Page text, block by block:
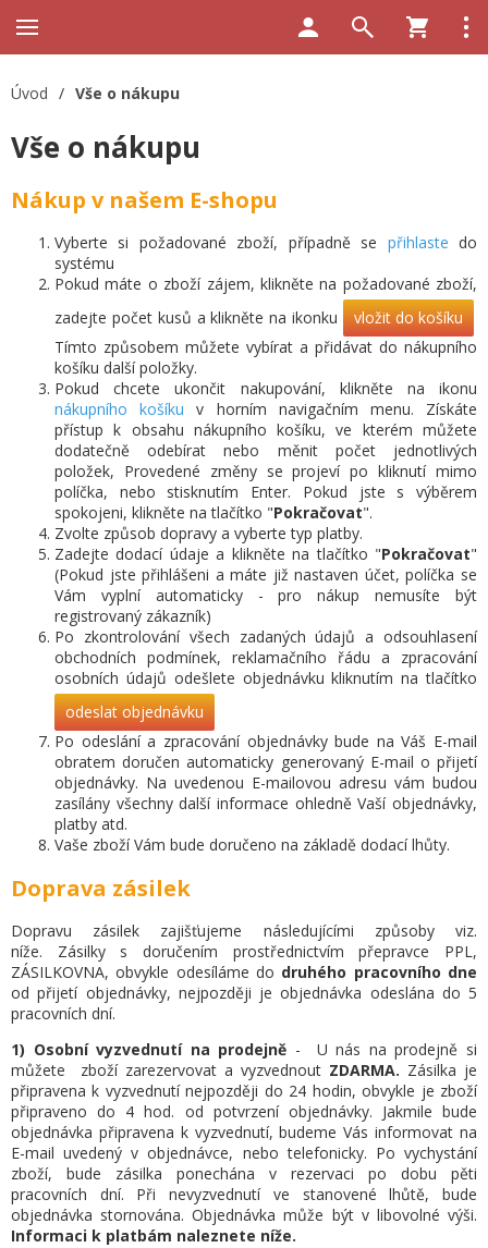
Úvod / Vše o nákupu
Vše o nákupu
Nákup v našem E-shopu
Vyberte si požadované zboží, případně se přihlaste do
systému
Pokud máte o zboží zájem, klikněte na požadované zboží,
zadejte počet kusů a klikněte na ikonku
vložit do košíku
Tímto způsobem můžete vybírat a přidávat do nákupního
košíku další položky.
Pokud chcete ukončit nakupování, klikněte na ikonu
nákupního košíku
v horním navigačním menu. Získáte
přístup k obsahu nákupního košíku, ve kterém můžete
dodatečně odebírat nebo měnit počet jednotlivých
položek, Provedené změny se projeví po kliknutí mimo
políčka, nebo stisknutím Enter. Pokud jste s výběrem
spokojeni, klikněte na tlačítko "Pokračovat".
Zvolte způsob dopravy a vyberte typ platby.
Zadejte dodací údaje a klikněte na tlačítko "Pokračovat"
(Pokud jste přihlášeni a máte již nastaven účet, políčka se
Vám vyplní automaticky - pro nákup nemusíte být
registrovaný zákazník)
Po zkontrolování všech zadaných údajů a odsouhlasení
obchodních podmínek, reklamačního řádu a zpracování
osobních údajů odešlete objednávku kliknutím na tlačítko
odeslat objednávku
Po odeslání a zpracování objednávky bude na Váš E-mail
obratem doručen automaticky generovaný E-mail o přijetí
objednávky. Na uvedenou E-mailovou adresu vám budou
zasílány všechny další informace ohledně Vaší objednávky,
platby atd.
Vaše zboží Vám bude doručeno na základě dodací lhůty.
Doprava zásilek
Dopravu zásilek zajišťujeme následujícími způsoby viz.
níže. Zásilky s doručením prostřednictvím přepravce PPL,
ZÁSILKOVNA, obvykle odesíláme do druhého pracovního dne
od přijetí objednávky, nejpozději je objednávka odeslána do 5
pracovních dní.
1) Osobní vyzvednutí na prodejně - U nás na prodejně si
můžete zboží zarezervovat a vyzvednout ZDARMA. Zásilka je
připravena k vyzvednutí nejpozději do 24 hodin,obvykle je zboží
připraveno do 4 hod. od potvrzení objednávky. Jakmile bude
objednávka připravena k vyzvednutí, budeme Vás informovat na
E-mail uvedený v objednávce, nebo telefonicky. Po vychystání
zboží, bude zásilka ponechána v rezervaci po dobu pěti
pracovních dní. Při nevyzvednutí ve stanovené lhůtě, bude
objednávka stornována. Objednávka může být v libovolné výši.
Informaci k platbám naleznete níže.